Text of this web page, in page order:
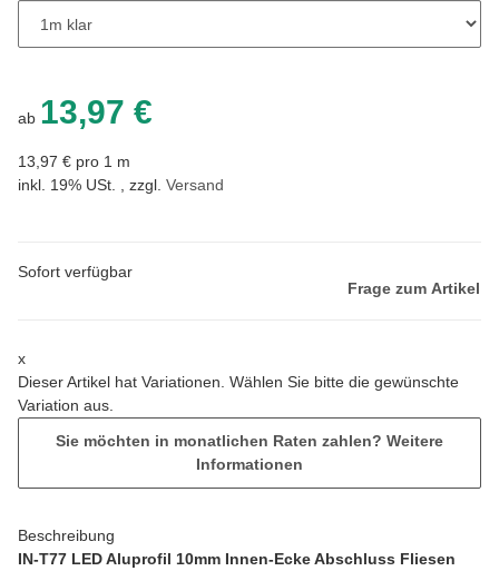
ab 13,97 €
13,97 € pro 1 m
inkl. 19% USt. , zzgl. Versand
Sofort verfügbar
Frage zum Artikel
x
Dieser Artikel hat Variationen. Wählen Sie bitte die gewünschte
Variation aus.
Sie möchten in monatlichen Raten zahlen? Weitere
Informationen
Beschreibung
IN-T77 LED Aluprofil 10mm Innen-Ecke Abschluss Fliesen